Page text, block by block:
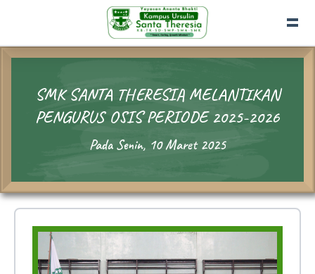
SMK SANTA THERESIA MELANTIKAN
PENGURUS OSIS PERIODE 2025-2026
Pada Senin, 10 Maret 2025